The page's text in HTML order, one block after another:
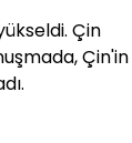
Çin
Çin'in